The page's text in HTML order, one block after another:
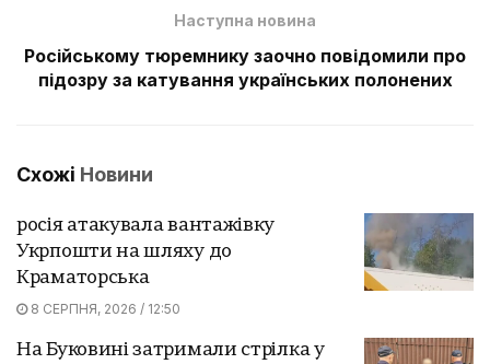
Наступна новина
Російському тюремнику заочно повідомили про
підозру за катування українських полонених
Схожі Новини
росія атакувала вантажівку
Укрпошти на шляху до
Краматорська
8 СЕРПНЯ, 2026 / 12:50
На Буковині затримали стрілка у